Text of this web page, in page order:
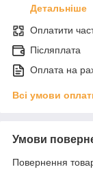
Детальніше
Оплатити
Післяплата
Оплата на
Всі умови
Умови
Повернення